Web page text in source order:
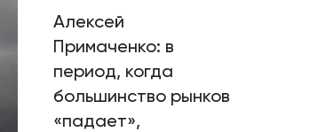
Алексей
Примаченко: в
период, когда
большинство рынков
«падает»,